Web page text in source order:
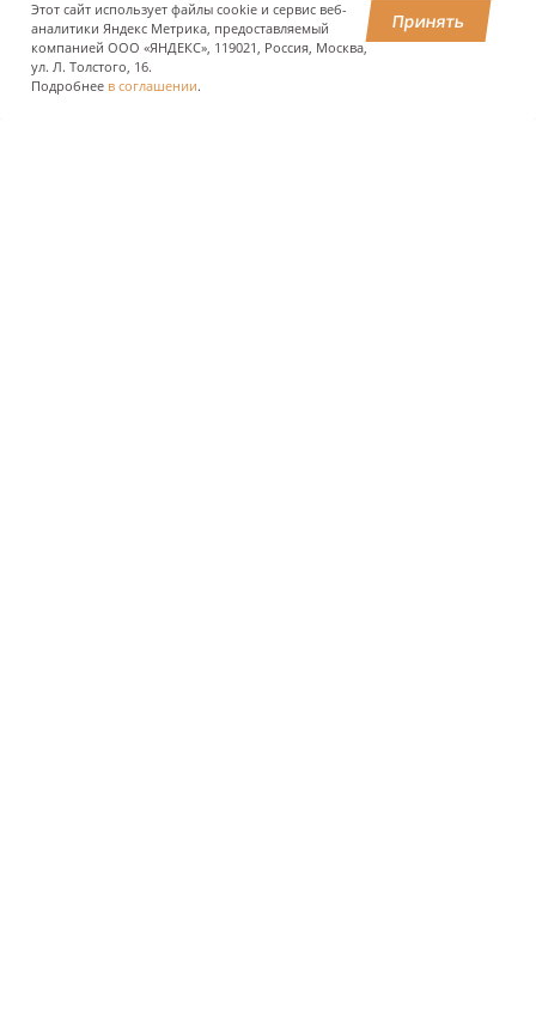
в этом направлении примерно на 12% выше, чем
были годом ранее.
Министр также добавил, что к настоящему моменту
Этот сайт использует файлы cookie и сервис веб-
аналитики Яндекс Метрика, предоставляемый
компанией ООО «ЯНДЕКС», 119021, Россия, Москва,
ул. Л. Толстого, 16.
Подробнее в соглашении.
Принять